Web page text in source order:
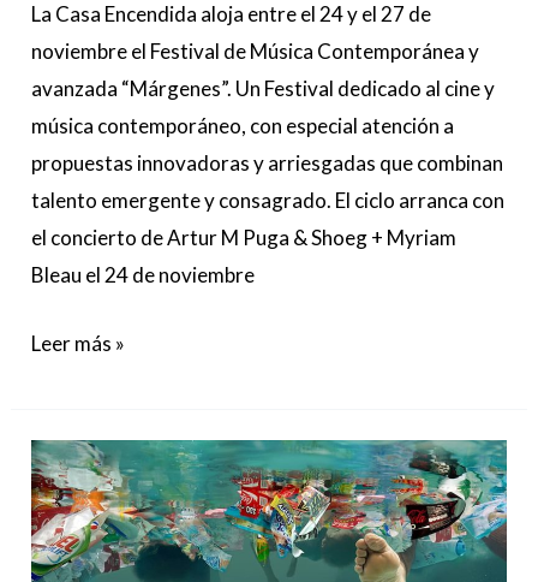
La Casa Encendida aloja entre el 24 y el 27 de
noviembre el Festival de Música Contemporánea y
avanzada “Márgenes”. Un Festival dedicado al cine y
música contemporáneo, con especial atención a
propuestas innovadoras y arriesgadas que combinan
talento emergente y consagrado. El ciclo arranca con
el concierto de Artur M Puga & Shoeg + Myriam
Bleau el 24 de noviembre
+
Myriam
Bleau
Leer más »
«PAN
Y
CIRCO»
.